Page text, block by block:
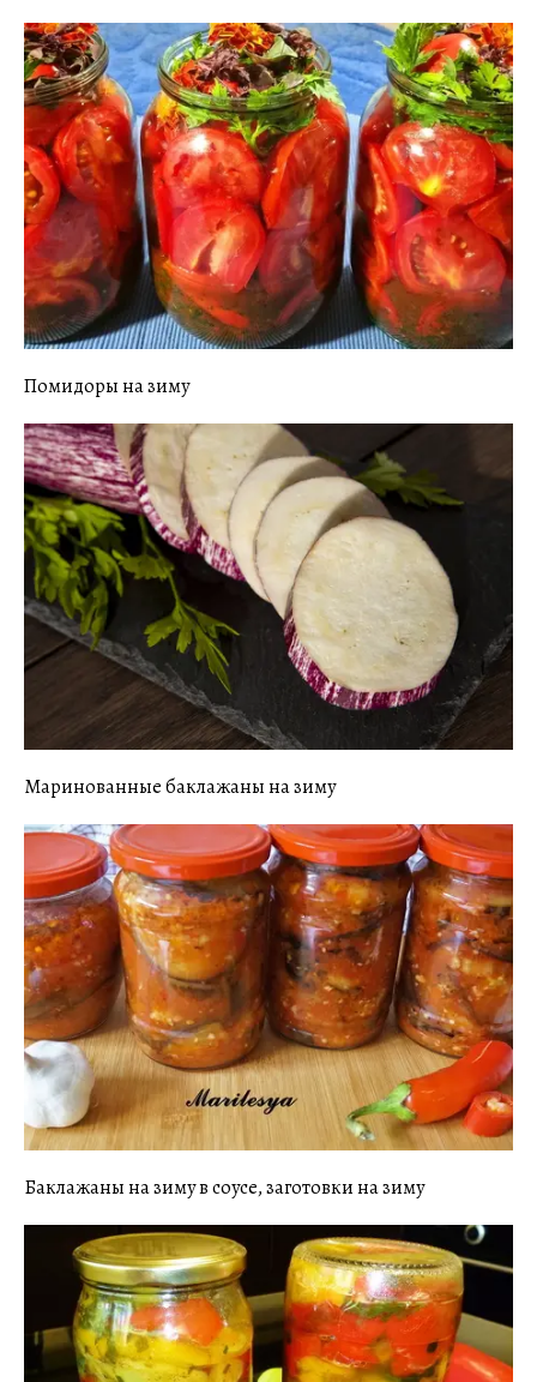
Помидоры на зиму
Маринованные баклажаны на зиму
Баклажаны на зиму в соусе, заготовки на зиму